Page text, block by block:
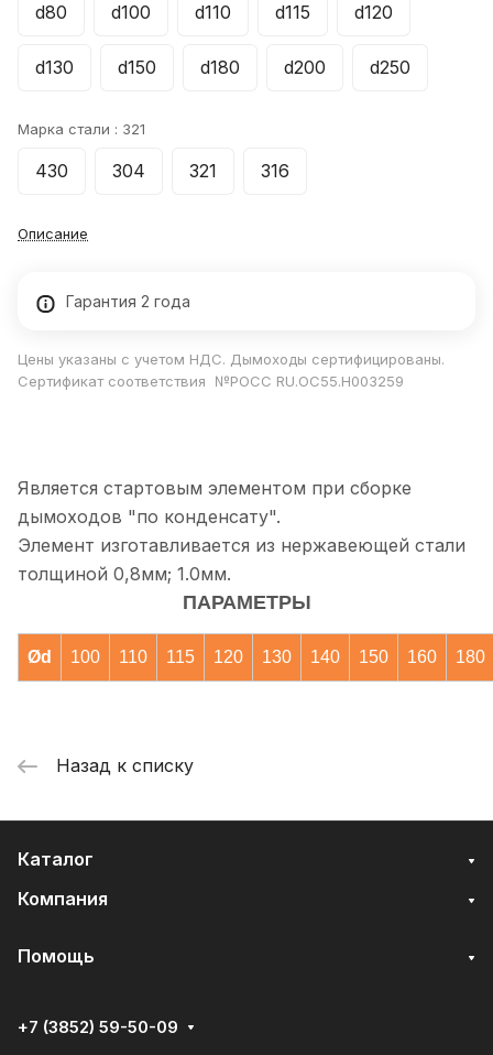
d80 d100 d110 d115 d120
d130 d150 d180 d200 d250
Марка стали : 321
430 304 321 316
Описание
Гарантия 2 года
Цены указаны с учетом НДС. Дымоходы сертифицированы.
Сертификат соответствия №РОСС RU.ОС55.Н003259
Является стартовым элементом при сборке
дымоходов "по конденсату".
Элемент изготавливается из нержавеющей стали
толщиной 0,8мм; 1.0мм.
ПАРАМЕТРЫ
Ød 100 110 115 120 130 140 150 160 180
Назад к списку
Каталог
Компания
Помощь
+7 (3852) 59-50-09